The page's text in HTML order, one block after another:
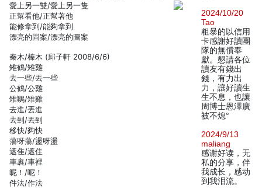
愛上另一雙/愛上另一隻
正幫看他/正幫著他
能修拿到/能夠拿到
漂亮的固案/漂亮的圖案
秦木/榛木 (邱子軒 2008/6/6)
雉鶴/雉雞
去一些/丟一些
公鶴/公雞
雉鶵/雉雞
去進/丟進
去到/丟到
移快/夠快
蕩呀蕩/盪呀盪
遮隹/遮住
車裹/車裡
昵！/呢！
件法/作法
2024/10/20
Tao
粗暴的以信用
卡感謝好讀團
隊的無償奉
獻。懇請各位
讀友有錢出
錢，有力出
力，讓好讀生
生不息，也讓
周博士恩澤廣
被不熄°
2024/9/13
maliang
感谢好读，无
私的分享，伴
我成长，感动
到我泪流。